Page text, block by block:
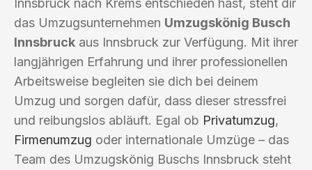
Innsbruck nach Krems entschieden hast, steht dir
das Umzugsunternehmen Umzugskönig Busch
Innsbruck aus Innsbruck zur Verfügung. Mit ihrer
langjährigen Erfahrung und ihrer professionellen
Arbeitsweise begleiten sie dich bei deinem
Umzug und sorgen dafür, dass dieser stressfrei
und reibungslos abläuft. Egal ob Privatumzug,
Firmenumzug oder internationale Umzüge – das
Team des Umzugskönig Buschs Innsbruck steht